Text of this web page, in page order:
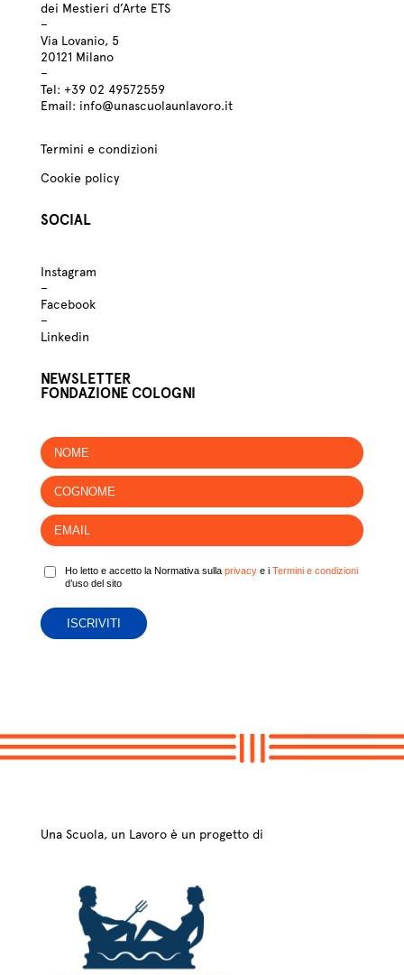
dei Mestieri d’Arte ETS
–
Via Lovanio, 5
20121 Milano
–
Tel: +3902 49572559
Email: info@unascuolaunlavoro.it
Termini e condizioni
Cookie policy
SOCIAL
Instagram
–
Facebook
–
Linkedin
NEWSLETTER
FONDAZIONE COLOGNI
Ho letto e accetto la Normativa sulla privacye i Termini e condizioni
d’uso del sito
Una Scuola, un Lavoro è un progetto di